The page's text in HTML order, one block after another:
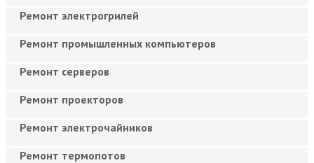
Ремонт электрогрилей
Ремонт промышленных компьютеров
Ремонт серверов
Ремонт проекторов
Ремонт электрочайников
Ремонт термопотов